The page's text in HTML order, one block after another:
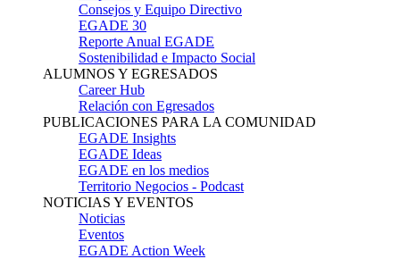
Consejos y Equipo Directivo
EGADE 30
Reporte Anual EGADE
Sostenibilidad e Impacto Social
ALUMNOS Y EGRESADOS
Career Hub
Relación con Egresados
PUBLICACIONES PARA LA COMUNIDAD
EGADE Insights
EGADE Ideas
EGADE en los medios
Territorio Negocios - Podcast
NOTICIAS Y EVENTOS
Noticias
Eventos
EGADE Action Week